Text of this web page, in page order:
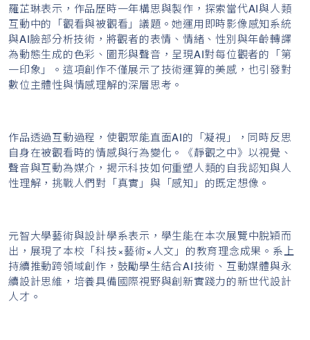
羅芷琳表示，作品歷時一年構思與製作，探索當代AI與人類
互動中的「觀看與被觀看」議題。她運用即時影像感知系統
與AI臉部分析技術，將觀者的表情、情緒、性別與年齡轉譯
為動態生成的色彩、圖形與聲音，呈現AI對每位觀者的「第
一印象」。這項創作不僅展示了技術運算的美感，也引發對
數位主體性與情感理解的深層思考。
作品透過互動過程，使觀眾能直面AI的「凝視」，同時反思
自身在被觀看時的情感與行為變化。《靜觀之中》以視覺、
聲音與互動為媒介，揭示科技如何重塑人類的自我認知與人
性理解，挑戰人們對「真實」與「感知」的既定想像。
元智大學藝術與設計學系表示，學生能在本次展覽中脫穎而
出，展現了本校「科技×藝術×人文」的教育理念成果。系上
持續推動跨領域創作，鼓勵學生結合AI技術、互動媒體與永
續設計思維，培養具備國際視野與創新實踐力的新世代設計
人才。